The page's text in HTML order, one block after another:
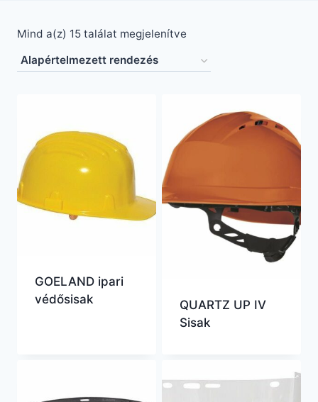
Mind a(z) 15 találat megjelenítve
GOELAND ipari
védősisak
QUARTZ UP IV
Sisak